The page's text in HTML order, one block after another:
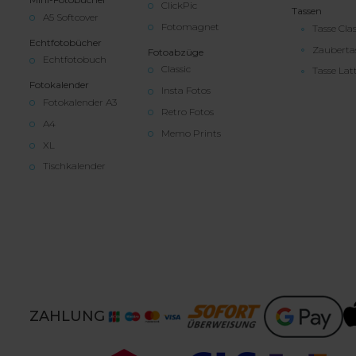
A5 Softcover
Echtfotobücher
Echtfotobuch
Fotokalender
Fotokalender A3
A4
XL
Tischkalender
ClickPic
Fotomagnet
Fotoabzüge
Classic
Insta Fotos
Retro Fotos
Memo Prints
Tassen
Tasse
Tasse
ZAHLUNG